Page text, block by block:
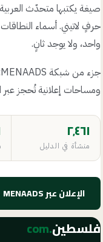
صيغة يكتبها متحدّث
حرفٍ لاتيني. أسماء
واحد، ولا يوجد ثانٍ.
ومساحات إعلانية تُحجز عبر
٢٬٤٦١
منشأة في الدليل
الإعلان عبر MENAADS ←
فلسطين.com